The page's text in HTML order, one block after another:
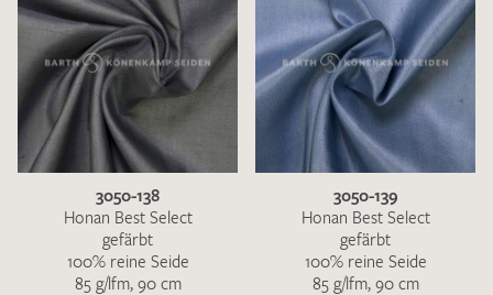
3050-138
Honan Best Select
gefärbt
100% reine Seide
85 g/lfm, 90 cm
3050-139
Honan Best Select
gefärbt
100% reine Seide
85 g/lfm, 90 cm